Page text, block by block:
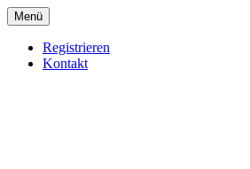
Menü
Registrieren
Kontakt